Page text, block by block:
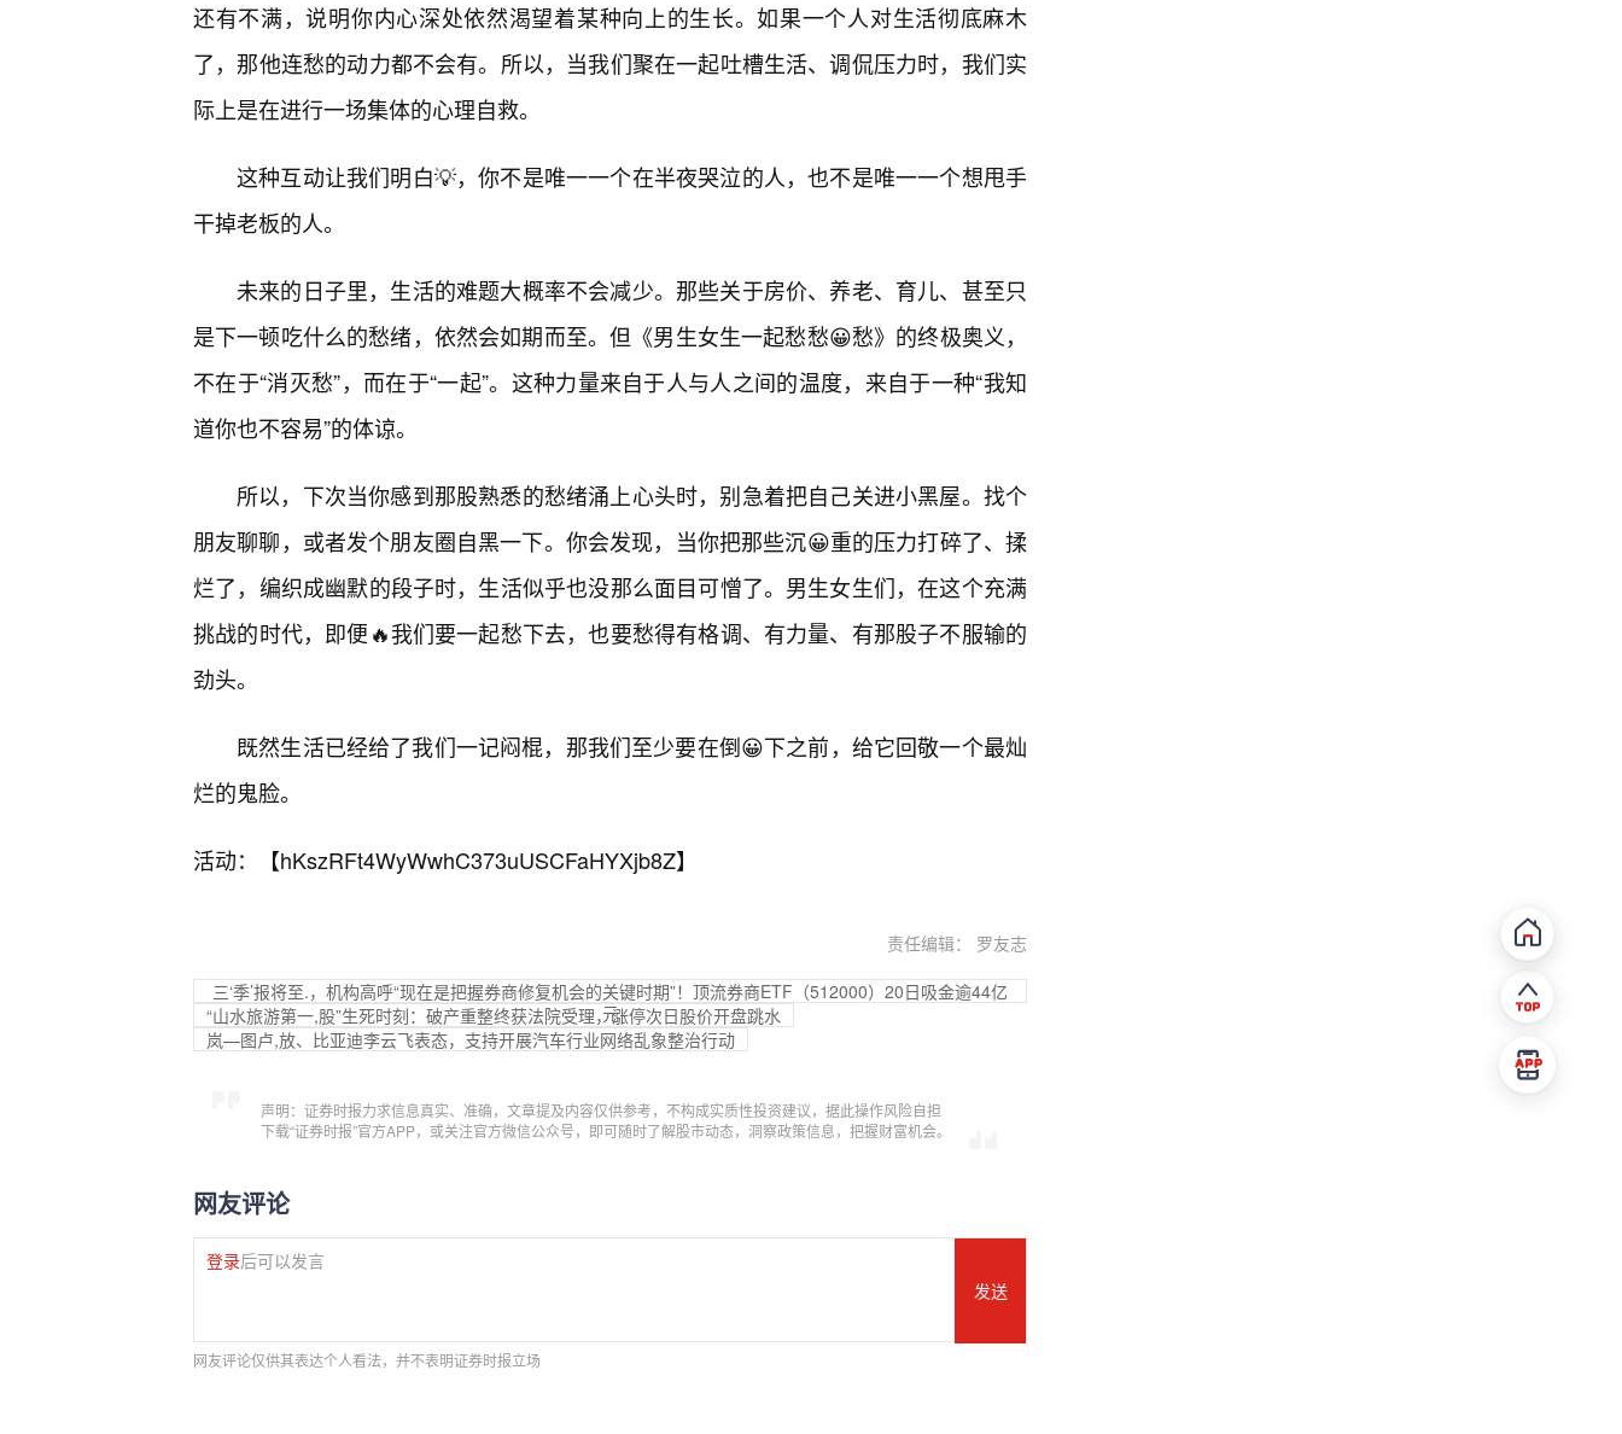
还有不满，说明你内心深处依然渴望着某种向上的生长。如果一个人对生活彻底麻木
了，那他连愁的动力都不会有。所以，当我们聚在一起吐槽生活、调侃压力时，我们实
际上是在进行一场集体的心理自救。
这种互动让我们明白💡，你不是唯一一个在半夜哭泣的人，也不是唯一一个想甩手
干掉老板的人。
未来的日子里，生活的难题大概率不会减少。那些关于房价、养老、育儿、甚至只
是下一顿吃什么的愁绪，依然会如期而至。但《男生女生一起愁愁😀愁》的终极奥义，
不在于“消灭愁”，而在于“一起”。这种力量来自于人与人之间的温度，来自于一种“我知
道你也不容易”的体谅。
所以，下次当你感到那股熟悉的愁绪涌上心头时，别急着把自己关进小黑屋。找个
朋友聊聊，或者发个朋友圈自黑一下。你会发现，当你把那些沉😀重的压力打碎了、揉
烂了，编织成幽默的段子时，生活似乎也没那么面目可憎了。男生女生们，在这个充满
挑战的时代，即便🔥我们要一起愁下去，也要愁得有格调、有力量、有那股子不服输的
劲头。
既然生活已经给了我们一记闷棍，那我们至少要在倒😀下之前，给它回敬一个最灿
烂的鬼脸。
活动：【hKszRFt4WyWwhC373uUSCFaHYXjb8Z】
责任编辑： 罗友志
三‘季’报将至.，机构高呼“现在是把握券商修复机会的关键时期”！顶流券商ETF（512000）20日吸金逾44亿
元
“山水旅游第一,股”生死时刻：破产重整终获法院受理，涨停次日股价开盘跳水
岚—图卢,放、比亚迪李云飞表态，支持开展汽车行业网络乱象整治行动
声明：证券时报力求信息真实、准确，文章提及内容仅供参考，不构成实质性投资建议，据此操作风险自担
下载“证券时报”官方APP，或关注官方微信公众号，即可随时了解股市动态，洞察政策信息，把握财富机会。
网友评论
登录后可以发言
发送
网友评论仅供其表达个人看法，并不表明证券时报立场